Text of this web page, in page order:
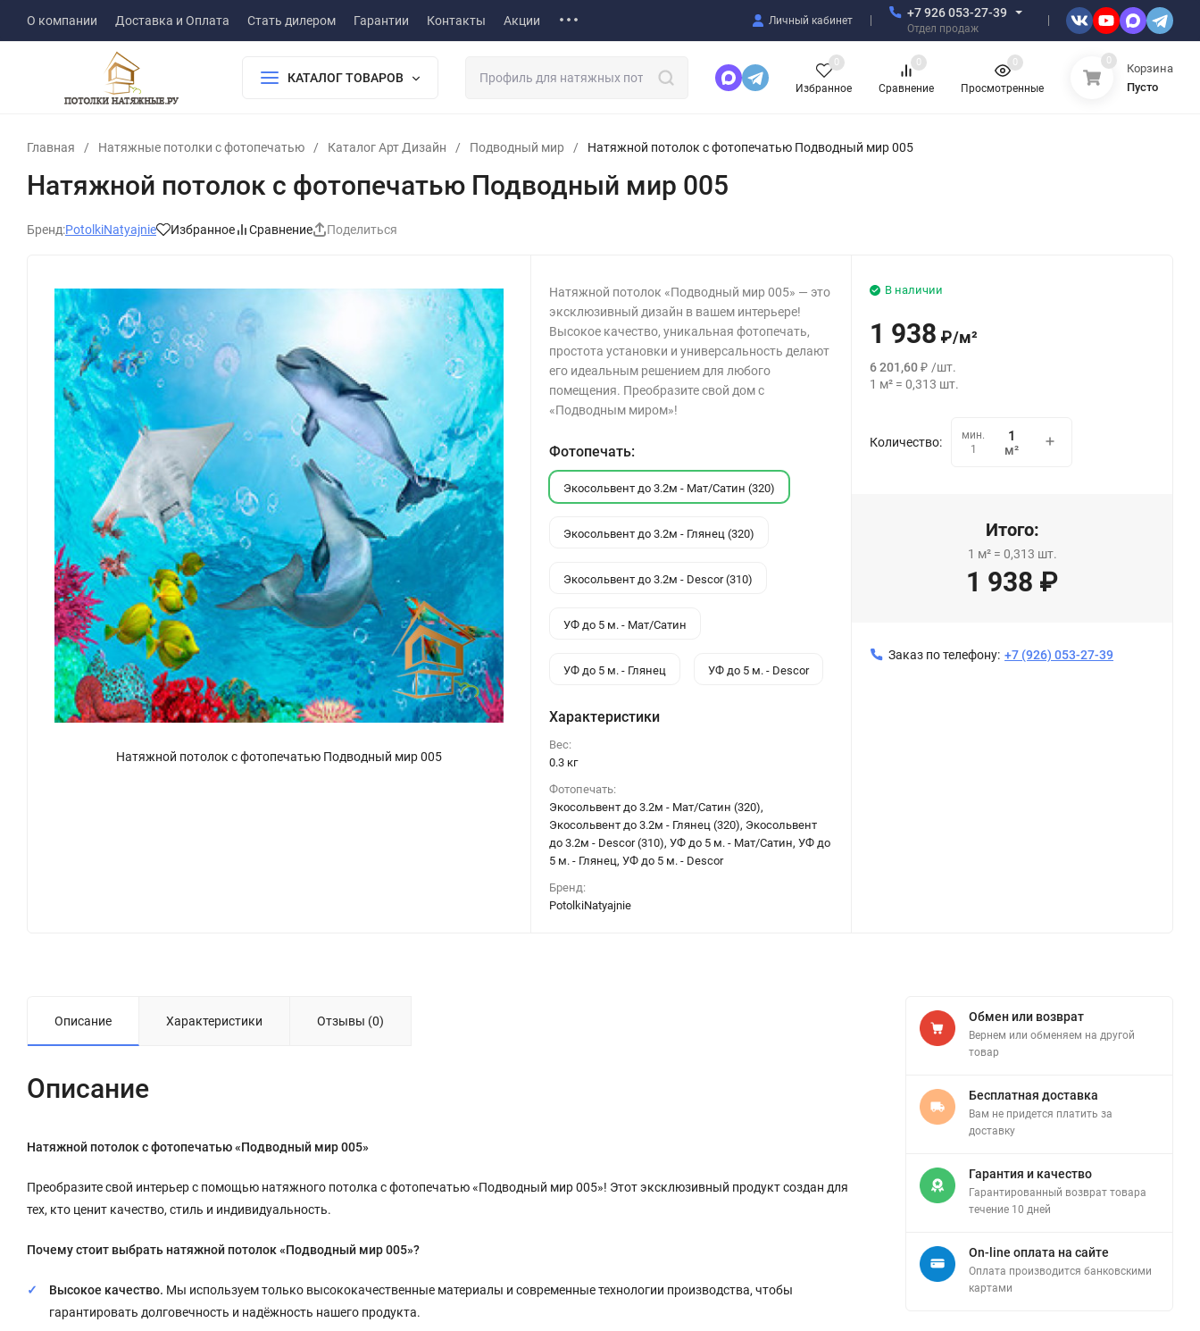
О компании Доставка и Оплата Стать дилером Гарантии Контакты Акции Личный кабинет
+7 926 053-27-39
Отдел продаж
КАТАЛОГ ТОВАРОВ
Избранное
0
Сравнение
0
Просмотренные
0 0
Корзина
Пусто
Главная / Натяжные потолки с фотопечатью / Каталог Арт Дизайн / Подводный мир / Натяжной потолок с фотопечатью Подводный мир 005
Натяжной потолок с фотопечатью Подводный мир 005
Бренд:PotolkiNatyajnie Избранное Сравнение Поделиться
Натяжной потолок с фотопечатью Подводный мир 005
Натяжной потолок «Подводный мир 005» — это
эксклюзивный дизайн в вашем интерьере!
Высокое качество, уникальная фотопечать,
простота установки и универсальность делают
его идеальным решением для любого
помещения. Преобразите свой дом с
«Подводным миром»!
Фотопечать:
Экосольвент до 3.2м - Мат/Сатин (320)
Экосольвент до 3.2м - Глянец (320)
Экосольвент до 3.2м - Descor (310)
УФ до 5 м. - Мат/Сатин
УФ до 5 м. - Глянец УФ до 5 м. - Descor
Характеристики
Вес:
0.3 кг
Фотопечать:
Экосольвент до 3.2м - Мат/Сатин (320),
Экосольвент до 3.2м - Глянец (320), Экосольвент
до 3.2м - Descor (310), УФ до 5 м. - Мат/Сатин, УФ до
5 м. - Глянец, УФ до 5 м. - Descor
Бренд:
PotolkiNatyajnie
В наличии
1 938 ₽/м²
6 201,60₽ /шт.
1 м² =0,313 шт.
Количество:
мин.
1
м²
Итого:
1 м²= 0,313 шт.
1 938 ₽
Заказ по телефону: +7 (926) 053-27-39
Описание Характеристики Отзывы (0)
Описание
Натяжной потолок с фотопечатью «Подводный мир 005»
Преобразите свой интерьер с помощью натяжного потолка с фотопечатью «Подводный мир 005»! Этот эксклюзивный продукт создан для
тех, кто ценит качество, стиль и индивидуальность.
Почему стоит выбрать натяжной потолок «Подводный мир 005»?
Высокое качество. Мы используем только высококачественные материалы и современные технологии производства, чтобы
гарантировать долговечность и надёжность нашего продукта.
Обмен или возврат
Вернем или обменяем на другой
товар
Бесплатная доставка
Вам не придется платить за
доставку
Гарантия и качество
Гарантированный возврат товара
течение 10 дней
On-line оплата на сайте
Оплата производится банковскими
картами